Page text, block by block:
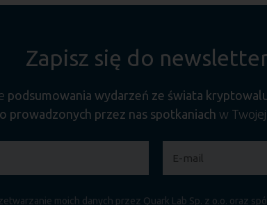
Zapisz się do
podsumowania wydarzeń ze świata
o prowadzonych przez nas spotkaniach w
moich danych przez Quark Lab Sp. z o.o. oraz